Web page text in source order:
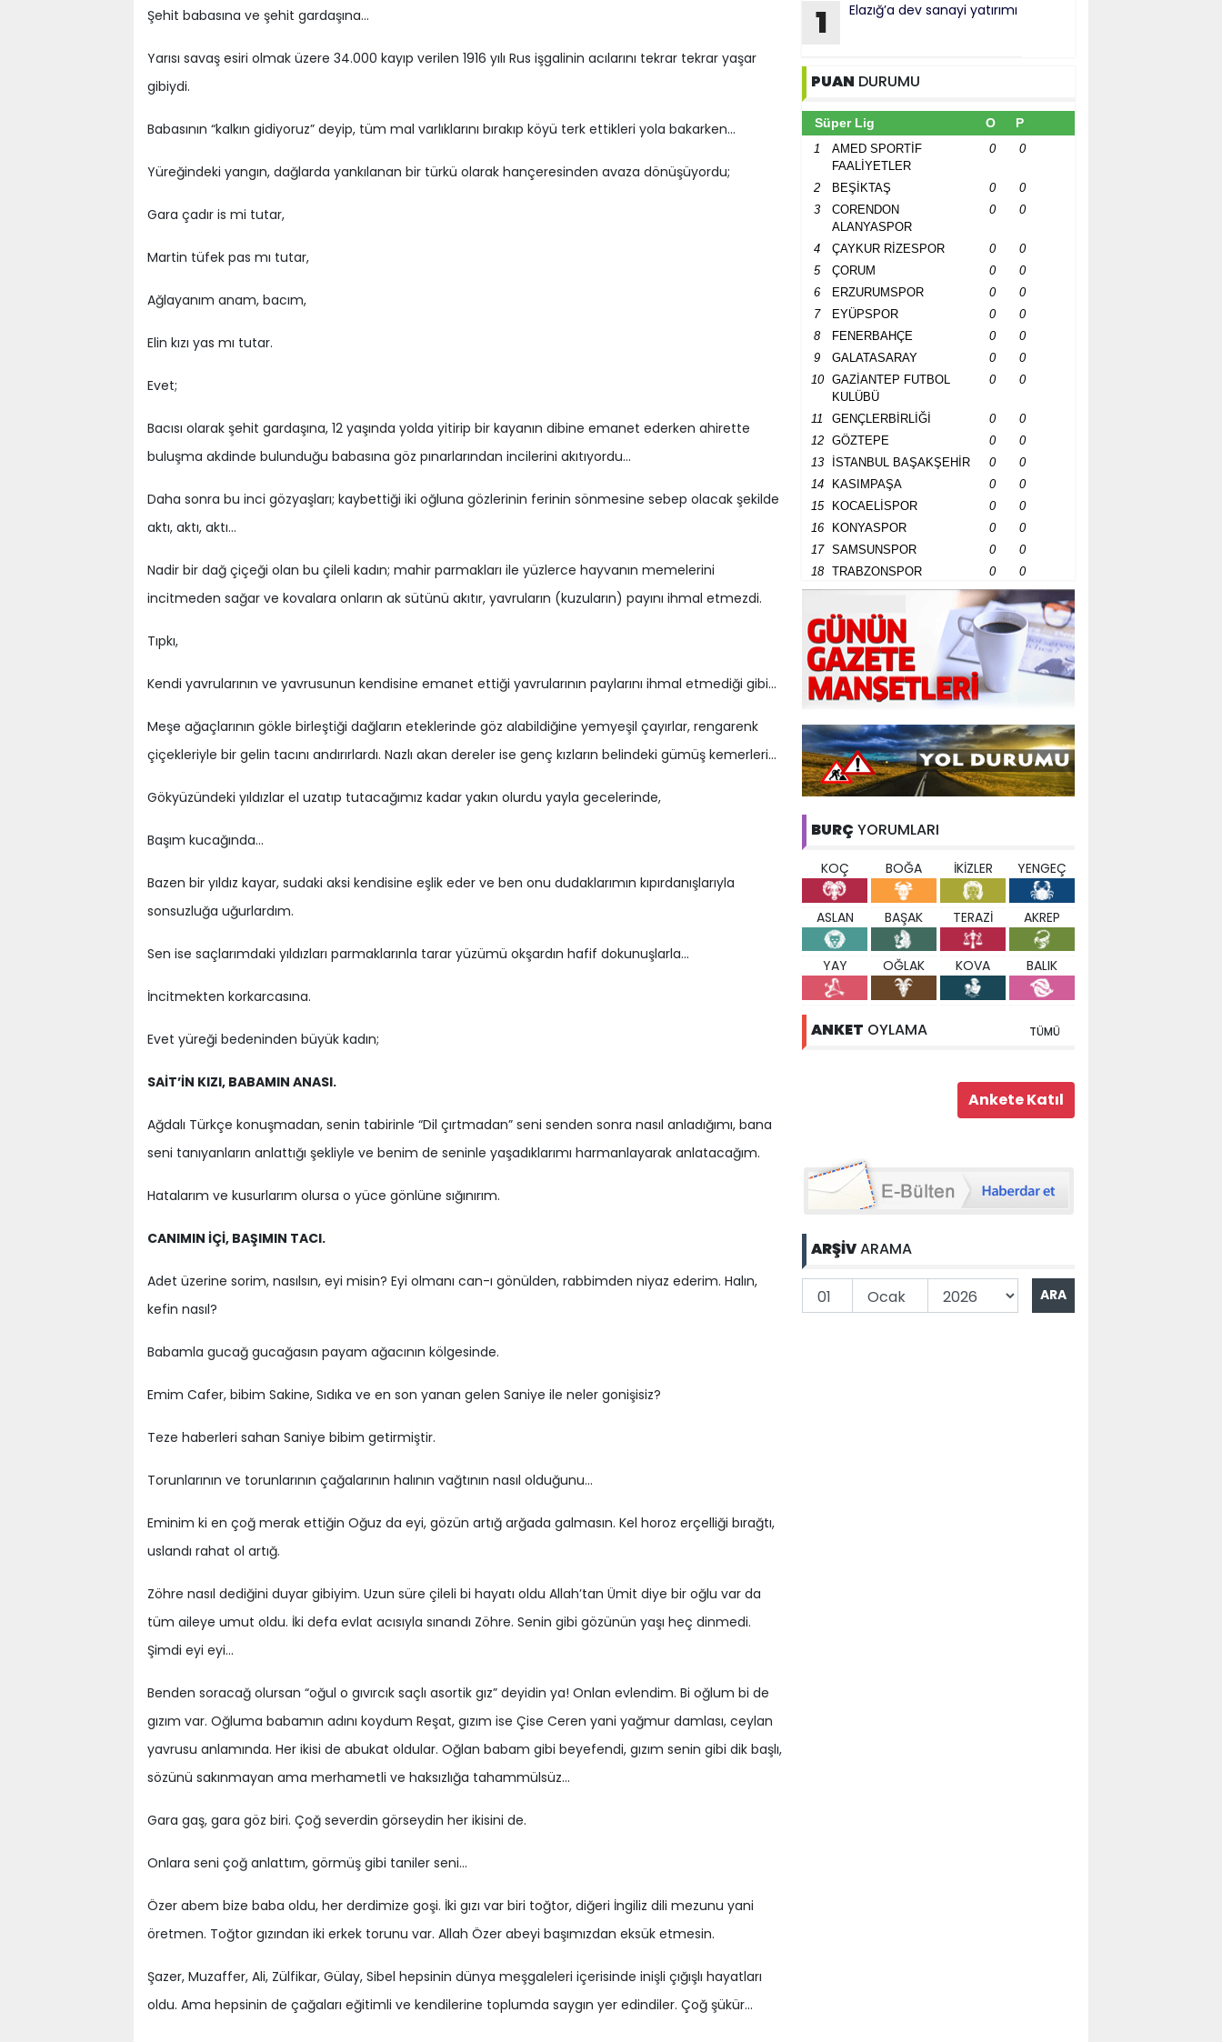
Şehit babasına ve şehit gardaşına…
Yarısı savaş esiri olmak üzere 34.000 kayıp verilen 1916 yılı Rus işgalinin acılarını tekrar tekrar yaşar
gibiydi.
Babasının “kalkın gidiyoruz” deyip, tüm mal varlıklarını bırakıp köyü terk ettikleri yola bakarken...
Yüreğindeki yangın, dağlarda yankılanan bir türkü olarak hançeresinden avaza dönüşüyordu;
Gara çadır is mi tutar,
Martin tüfek pas mı tutar,
Ağlayanım anam, bacım,
Elin kızı yas mı tutar.
Evet;
Bacısı olarak şehit gardaşına, 12 yaşında yolda yitirip bir kayanın dibine emanet ederken ahirette
buluşma akdinde bulunduğu babasına göz pınarlarından incilerini akıtıyordu…
Daha sonra bu inci gözyaşları; kaybettiği iki oğluna gözlerinin ferinin sönmesine sebep olacak şekilde
aktı, aktı, aktı…
Nadir bir dağ çiçeği olan bu çileli kadın; mahir parmakları ile yüzlerce hayvanın memelerini
incitmeden sağar ve kovalara onların ak sütünü akıtır, yavruların (kuzuların) payını ihmal etmezdi.
Tıpkı,
Kendi yavrularının ve yavrusunun kendisine emanet ettiği yavrularının paylarını ihmal etmediği gibi…
Meşe ağaçlarının gökle birleştiği dağların eteklerinde göz alabildiğine yemyeşil çayırlar, rengarenk
çiçekleriyle bir gelin tacını andırırlardı. Nazlı akan dereler ise genç kızların belindeki gümüş kemerleri…
Gökyüzündeki yıldızlar el uzatıp tutacağımız kadar yakın olurdu yayla gecelerinde,
Başım kucağında…
Bazen bir yıldız kayar, sudaki aksi kendisine eşlik eder ve ben onu dudaklarımın kıpırdanışlarıyla
sonsuzluğa uğurlardım.
Sen ise saçlarımdaki yıldızları parmaklarınla tarar yüzümü okşardın hafif dokunuşlarla…
İncitmekten korkarcasına.
Evet yüreği bedeninden büyük kadın;
SAİT’İN KIZI, BABAMIN ANASI.
Ağdalı Türkçe konuşmadan, senin tabirinle “Dil çırtmadan” seni senden sonra nasıl anladığımı, bana
seni tanıyanların anlattığı şekliyle ve benim de seninle yaşadıklarımı harmanlayarak anlatacağım.
Hatalarım ve kusurlarım olursa o yüce gönlüne sığınırım.
CANIMIN İÇİ, BAŞIMIN TACI.
Adet üzerine sorim, nasılsın, eyi misin? Eyi olmanı can-ı gönülden, rabbimden niyaz ederim. Halın,
kefin nasıl?
Babamla gucağ gucağasın payam ağacının kölgesinde.
Emim Cafer, bibim Sakine, Sıdıka ve en son yanan gelen Saniye ile neler gonişisiz?
Teze haberleri sahan Saniye bibim getirmiştir.
Torunlarının ve torunlarının çağalarının halının vağtının nasıl olduğunu…
Eminim ki en çoğ merak ettiğin Oğuz da eyi, gözün artığ arğada galmasın. Kel horoz erçelliği bırağtı,
uslandı rahat ol artığ.
Zöhre nasıl dediğini duyar gibiyim. Uzun süre çileli bi hayatı oldu Allah’tan Ümit diye bir oğlu var da
tüm aileye umut oldu. İki defa evlat acısıyla sınandı Zöhre. Senin gibi gözünün yaşı heç dinmedi.
Şimdi eyi eyi…
Benden soracağ olursan “oğul o gıvırcık saçlı asortik gız” deyidin ya! Onlan evlendim. Bi oğlum bi de
gızım var. Oğluma babamın adını koydum Reşat, gızım ise Çise Ceren yani yağmur damlası, ceylan
yavrusu anlamında. Her ikisi de abukat oldular. Oğlan babam gibi beyefendi, gızım senin gibi dik başlı,
sözünü sakınmayan ama merhametli ve haksızlığa tahammülsüz…
Gara gaş, gara göz biri. Çoğ severdin görseydin her ikisini de.
Onlara seni çoğ anlattım, görmüş gibi taniler seni…
Özer abem bize baba oldu, her derdimize goşi. İki gızı var biri toğtor, diğeri İngiliz dili mezunu yani
öretmen. Toğtor gızından iki erkek torunu var. Allah Özer abeyi başımızdan eksük etmesin.
Şazer, Muzaffer, Ali, Zülfikar, Gülay, Sibel hepsinin dünya meşgaleleri içerisinde inişli çığışlı hayatları
oldu. Ama hepsinin de çağaları eğitimli ve kendilerine toplumda saygın yer edindiler. Çoğ şükür…
1 Elazığ’a dev sanayi yatırımı
PUAN DURUMU
Süper Lig O P
1
AMED SPORTİF
FAALİYETLER
0 0
2 BEŞİKTAŞ 0
0
3
CORENDON
ALANYASPOR
0 0
4 ÇAYKUR RİZESPOR 0
0
5
ÇORUM 0
0
6
ERZURUMSPOR 0
0
7
EYÜPSPOR 0
0
8
FENERBAHÇE 0
0
9
GALATASARAY 0
0
10
GAZİANTEP FUTBOL
KULÜBÜ
0 0
11 GENÇLERBİRLİĞİ 0
0
12
GÖZTEPE 0
0
13
İSTANBUL BAŞAKŞEHİR 0
0
14
KASIMPAŞA 0
0
15
KOCAELİSPOR 0
0
16
KONYASPOR 0
0
17
SAMSUNSPOR 0
0
18
TRABZONSPOR 0 0
BURÇ YORUMLARI
KOÇ BOĞA İKİZLER YENGEÇ
ASLAN BAŞAK TERAZİ AKREP
YAY OĞLAK KOVA BALIK
ANKET OYLAMA TÜMÜ
ARŞİVARAMA